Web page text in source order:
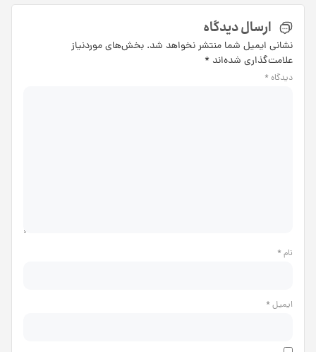
ارسال دیدگاه
نشانی ایمیل شما منتشر نخواهد شد. بخش‌های موردنیاز
علامت‌گذاری شده‌اند *
دیدگاه *
نام *
ایمیل *